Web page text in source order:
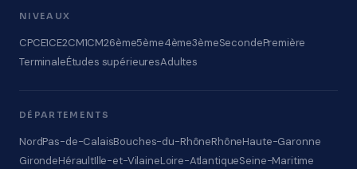
NIVEAUX
CPCE1CE2CM1CM26ème5ème4ème3èmeSecondePremière
TerminaleÉtudes supérieuresAdultes
DÉPARTEMENTS
NordPas-de-CalaisBouches-du-RhôneRhôneHaute-Garonne
GirondeHéraultIlle-et-VilaineLoire-AtlantiqueSeine-Maritime